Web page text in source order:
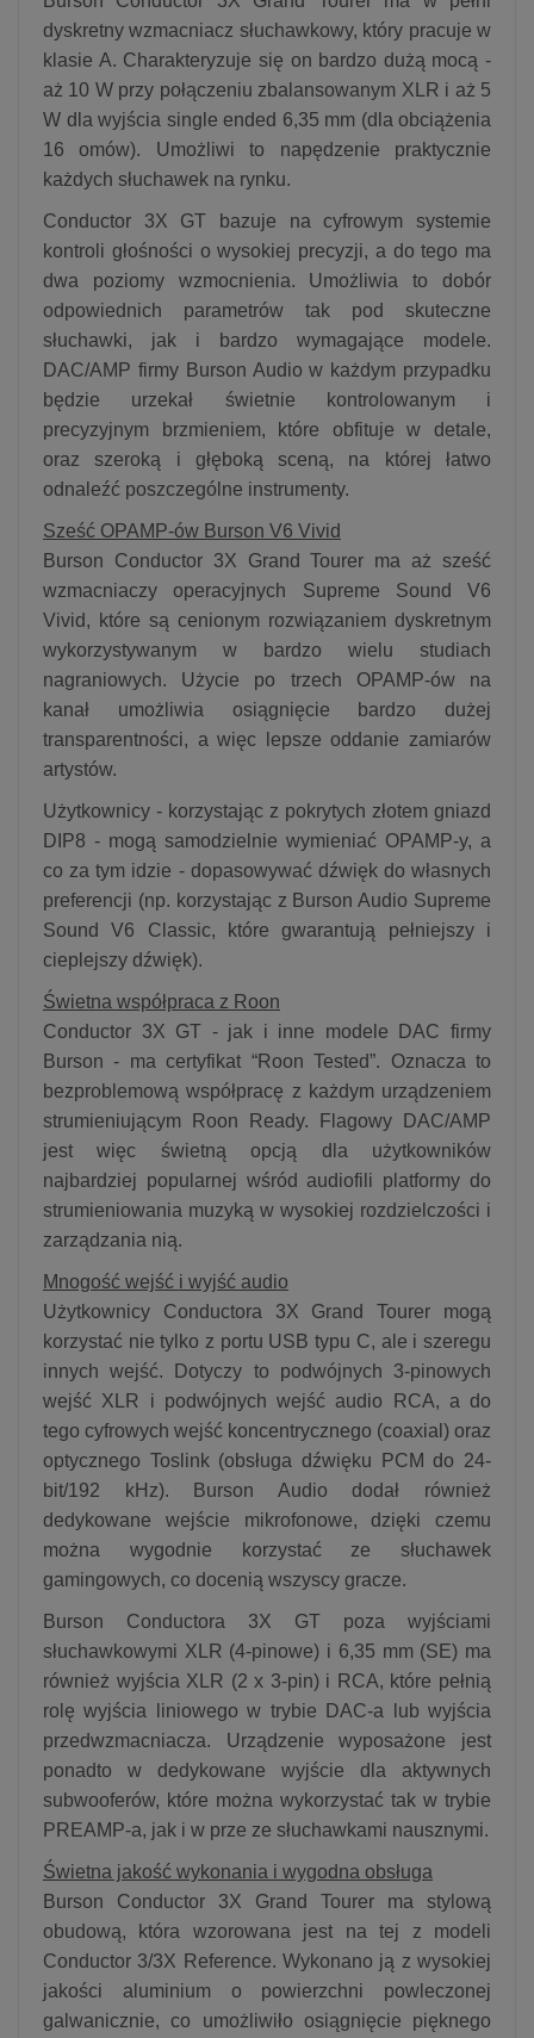
dyskretny wzmacniacz słuchawkowy, który pracuje w
klasie A. Charakteryzuje się on bardzo dużą mocą -
aż 10 W przy połączeniu zbalansowanym XLR i aż 5
W dla wyjścia single ended 6,35 mm (dla obciążenia
16 omów). Umożliwi to napędzenie praktycznie
każdych słuchawek na rynku.
Conductor 3X GT bazuje na cyfrowym systemie
kontroli głośności o wysokiej precyzji, a do tego ma
dwa poziomy wzmocnienia. Umożliwia to dobór
odpowiednich parametrów tak pod skuteczne
słuchawki, jak i bardzo wymagające modele.
DAC/AMP firmy Burson Audio w każdym przypadku
będzie urzekał świetnie kontrolowanym i
precyzyjnym brzmieniem, które obfituje w detale,
oraz szeroką i głęboką sceną, na której łatwo
odnaleźć poszczególne instrumenty.
Sześć OPAMP-ów Burson V6 Vivid
Burson Conductor 3X Grand Tourer ma aż sześć
wzmacniaczy operacyjnych Supreme Sound V6
Vivid, które są cenionym rozwiązaniem dyskretnym
wykorzystywanym w bardzo wielu studiach
nagraniowych. Użycie po trzech OPAMP-ów na
kanał umożliwia osiągnięcie bardzo dużej
transparentności, a więc lepsze oddanie zamiarów
artystów.
Użytkownicy - korzystając z pokrytych złotem gniazd
DIP8 - mogą samodzielnie wymieniać OPAMP-y, a
co za tym idzie - dopasowywać dźwięk do własnych
preferencji (np. korzystając z Burson Audio Supreme
Sound V6 Classic, które gwarantują pełniejszy i
cieplejszy dźwięk).
Świetna współpraca z Roon
Conductor 3X GT - jak i inne modele DAC firmy
Burson - ma certyfikat “Roon Tested”. Oznacza to
bezproblemową współpracę z każdym urządzeniem
strumieniującym Roon Ready. Flagowy DAC/AMP
jest więc świetną opcją dla użytkowników
najbardziej popularnej wśród audiofili platformy do
strumieniowania muzyką w wysokiej rozdzielczości i
zarządzania nią.
Mnogość wejść i wyjść audio
Użytkownicy Conductora 3X Grand Tourer mogą
korzystać nie tylko z portu USB typu C, ale i szeregu
innych wejść. Dotyczy to podwójnych 3-pinowych
wejść XLR i podwójnych wejść audio RCA, a do
tego cyfrowych wejść koncentrycznego (coaxial) oraz
optycznego Toslink (obsługa dźwięku PCM do 24-
bit/192 kHz). Burson Audio dodał również
dedykowane wejście mikrofonowe, dzięki czemu
można wygodnie korzystać ze słuchawek
gamingowych, co docenią wszyscy gracze.
Burson Conductora 3X GT poza wyjściami
słuchawkowymi XLR (4-pinowe) i 6,35 mm (SE) ma
również wyjścia XLR (2 x 3-pin) i RCA, które pełnią
rolę wyjścia liniowego w trybie DAC-a lub wyjścia
przedwzmacniacza. Urządzenie wyposażone jest
ponadto w dedykowane wyjście dla aktywnych
subwooferów, które można wykorzystać tak w trybie
PREAMP-a, jak i w prze ze słuchawkami nausznymi.
Świetna jakość wykonania i wygodna obsługa
Burson Conductor 3X Grand Tourer ma stylową
obudową, która wzorowana jest na tej z modeli
Conductor 3/3X Reference. Wykonano ją z wysokiej
jakości aluminium o powierzchni powleczonej
galwanicznie, co umożliwiło osiągnięcie pięknego